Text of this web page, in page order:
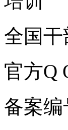
全国
官方Q
备案编